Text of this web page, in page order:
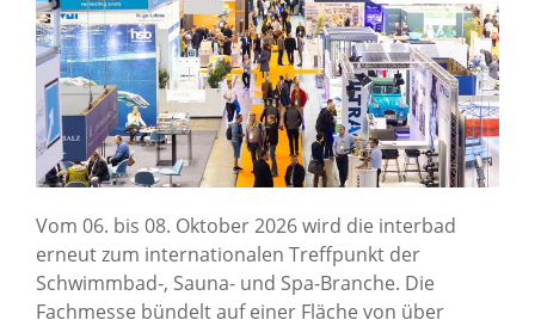
Vom 06. bis 08. Oktober 2026 wird die interbad
erneut zum internationalen Treffpunkt der
Schwimmbad-, Sauna- und Spa-Branche. Die
Fachmesse bündelt auf einer Fläche von über